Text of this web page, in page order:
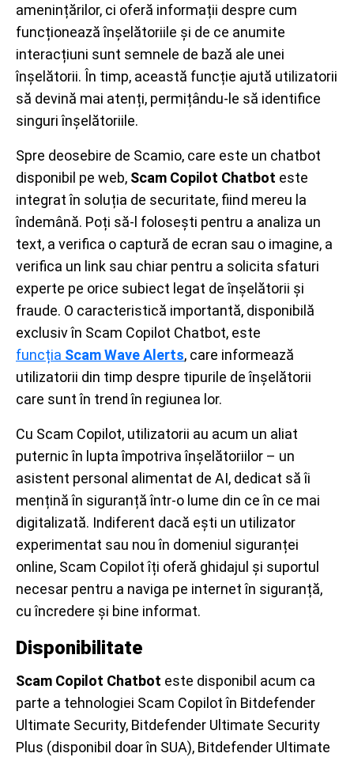
amenințărilor, ci oferă informații despre cum
funcționează înșelătoriile și de ce anumite
interacțiuni sunt semnele de bază ale unei
înșelătorii. În timp, această funcție ajută utilizatorii
să devină mai atenți, permițându-le să identifice
singuri înșelătoriile.
Spre deosebire de Scamio, care este un chatbot
disponibil pe web, Scam Copilot Chatbot este
integrat în soluția de securitate, fiind mereu la
îndemână. Poți să-l folosești pentru a analiza un
text, a verifica o captură de ecran sau o imagine, a
verifica un link sau chiar pentru a solicita sfaturi
experte pe orice subiect legat de înșelătorii și
fraude. O caracteristică importantă, disponibilă
exclusiv în Scam Copilot Chatbot, este
funcția Scam Wave Alerts, care informează
utilizatorii din timp despre tipurile de înșelătorii
care sunt în trend în regiunea lor.
Cu Scam Copilot, utilizatorii au acum un aliat
puternic în lupta împotriva înșelătoriilor – un
asistent personal alimentat de AI, dedicat să îi
mențină în siguranță într-o lume din ce în ce mai
digitalizată. Indiferent dacă ești un utilizator
experimentat sau nou în domeniul siguranței
online, Scam Copilot îți oferă ghidajul și suportul
necesar pentru a naviga pe internet în siguranță,
cu încredere și bine informat.
Disponibilitate
Scam Copilot Chatbot este disponibil acum ca
parte a tehnologiei Scam Copilot în Bitdefender
Ultimate Security, Bitdefender Ultimate Security
Plus (disponibil doar în SUA), Bitdefender Ultimate